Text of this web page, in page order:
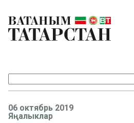
06 октябрь 2019
Яңалыклар